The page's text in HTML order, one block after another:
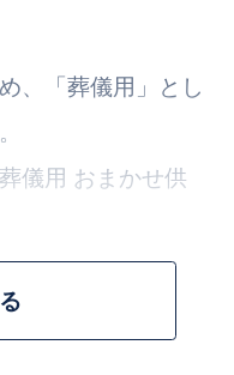
、「葬儀用」とし
儀用 おまかせ供
仕上げさせていた